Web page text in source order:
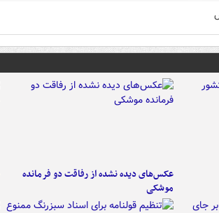
عکس‌های دیده نشده از رفاقت دو فرمانده‌
موشکی